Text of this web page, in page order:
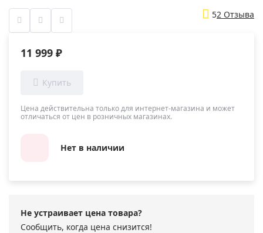
52 Отзыва
11 999 ₽
Цена действительна только для интернет-магазина и может
отличаться от цен в розничных магазинах.
Нет в наличии
Не устраивает цена товара?
Сообщить, когда цена снизится!